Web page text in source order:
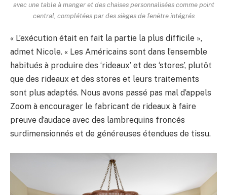
avec une table à manger et des chaises personnalisées comme point
central, complétées par des sièges de fenêtre intégrés
« L’exécution était en fait la partie la plus difficile »,
admet Nicole. « Les Américains sont dans l’ensemble
habitués à produire des ‘rideaux’ et des ‘stores’, plutôt
que des rideaux et des stores et leurs traitements
sont plus adaptés. Nous avons passé pas mal d’appels
Zoom à encourager le fabricant de rideaux à faire
preuve d’audace avec des lambrequins froncés
surdimensionnés et de généreuses étendues de tissu.